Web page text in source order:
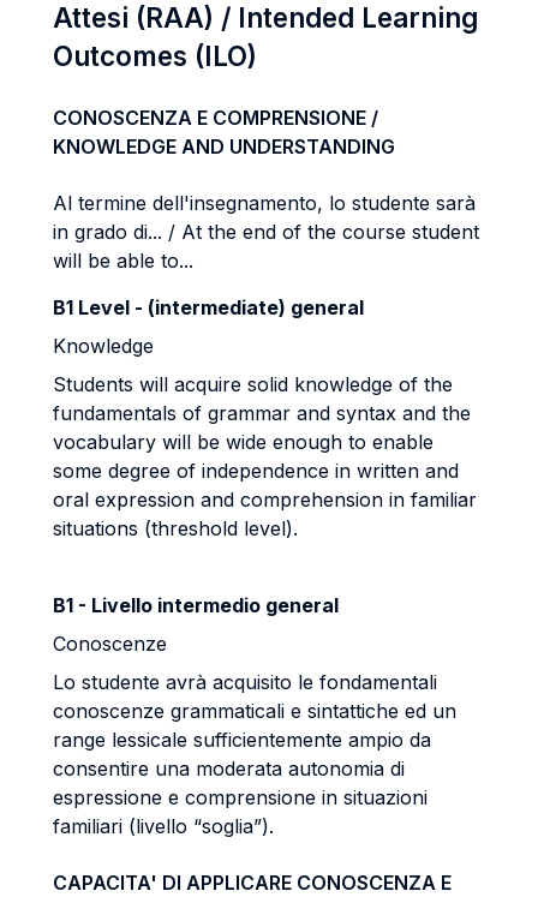
Attesi (RAA) / Intended Learning
Outcomes (ILO)
CONOSCENZA E COMPRENSIONE /
KNOWLEDGE AND UNDERSTANDING
Al termine dell'insegnamento, lo studente sarà
in grado di... / At the end of the course student
will be able to...
B1 Level - (intermediate) general
Knowledge
Students will acquire solid knowledge of the
fundamentals of grammar and syntax and the
vocabulary will be wide enough to enable
some degree of independence in written and
oral expression and comprehension in familiar
situations (threshold level).
B1 - Livello intermedio general
Conoscenze
Lo studente avrà acquisito le fondamentali
conoscenze grammaticali e sintattiche ed un
range lessicale sufficientemente ampio da
consentire una moderata autonomia di
espressione e comprensione in situazioni
familiari (livello “soglia”).
CAPACITA' DI APPLICARE CONOSCENZA E